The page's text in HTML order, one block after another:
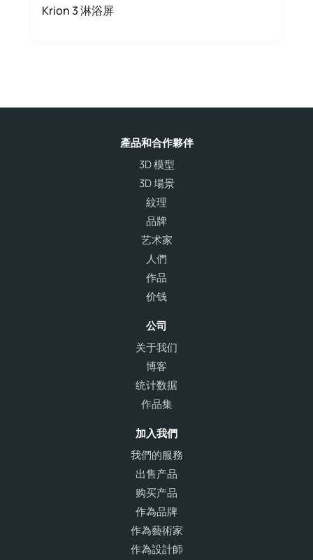
Krion 3 淋浴屏
產品和合作夥伴
3D 模型
3D 場景
紋理
品牌
艺术家
人們
作品
价钱
公司
关于我们
博客
统计数据
作品集
加入我們
我們的服務
出售产品
购买产品
作為品牌
作為藝術家
作為設計師